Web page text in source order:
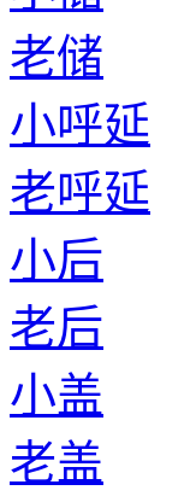
老储
小呼延
老呼延
小后
老后
小盖
老盖